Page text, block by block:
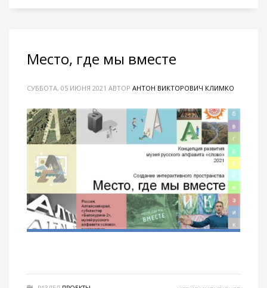
Место, где мы вместе
СУББОТА, 05 ИЮНЯ 2021 АВТОР АНТОН ВИКТОРОВИЧ КЛИМКО